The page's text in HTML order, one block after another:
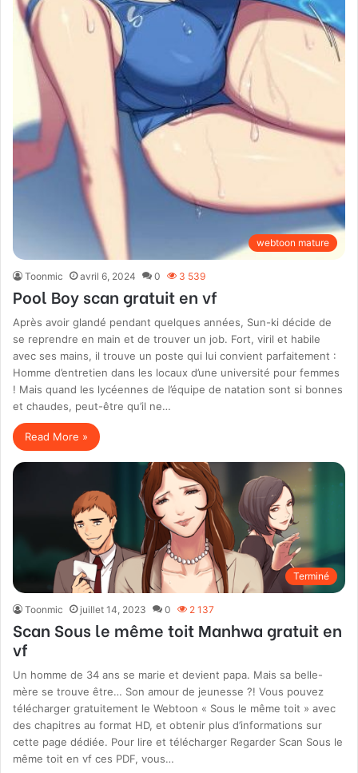
webtoon mature
Toonmic avril 6, 2024 0 3 539
Pool Boy scan gratuit en vf
Après avoir glandé pendant quelques années, Sun-ki décide de
se reprendre en main et de trouver un job. Fort, viril et habile
avec ses mains, il trouve un poste qui lui convient parfaitement :
Homme d’entretien dans les locaux d’une université pour femmes
! Mais quand les lycéennes de l’équipe de natation sont si bonnes
et chaudes, peut-être qu’il ne…
Read More »
Terminé
Toonmic juillet 14, 2023 0 2 137
Scan Sous le même toit Manhwa gratuit en
vf
Un homme de 34 ans se marie et devient papa. Mais sa belle-
mère se trouve être… Son amour de jeunesse ?! Vous pouvez
télécharger gratuitement le Webtoon « Sous le même toit » avec
des chapitres au format HD, et obtenir plus d’informations sur
cette page dédiée. Pour lire et télécharger Regarder Scan Sous le
même toit en vf ces PDF, vous…